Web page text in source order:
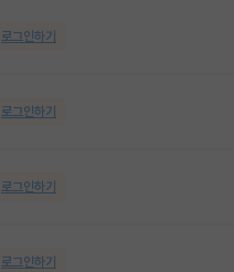
로그인하기
로그인하기
로그인하기
로그인하기